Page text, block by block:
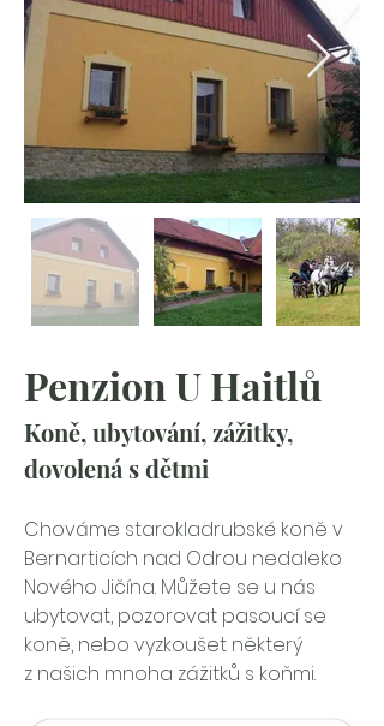
Penzion U Haitlů
Koně, ubytování, zážitky,
dovolená s dětmi
Chováme starokladrubské koně v
Bernarticích nad Odrou nedaleko
Nového Jičína. Můžete se u nás
ubytovat, pozorovat pasoucí se
koně, nebo vyzkoušet některý
z našich mnoha zážitků s koňmi.